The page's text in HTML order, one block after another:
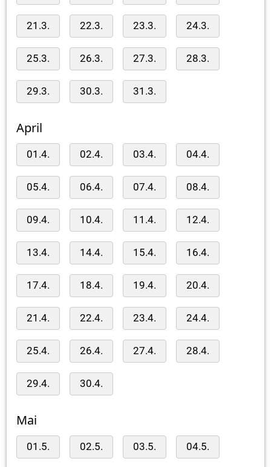
21.3. 22.3. 23.3. 24.3.
25.3. 26.3. 27.3. 28.3.
29.3. 30.3. 31.3.
April
01.4. 02.4. 03.4. 04.4.
05.4. 06.4. 07.4. 08.4.
09.4. 10.4. 11.4. 12.4.
13.4. 14.4. 15.4. 16.4.
17.4. 18.4. 19.4. 20.4.
21.4. 22.4. 23.4. 24.4.
25.4. 26.4. 27.4. 28.4.
29.4. 30.4.
Mai
01.5. 02.5. 03.5. 04.5.